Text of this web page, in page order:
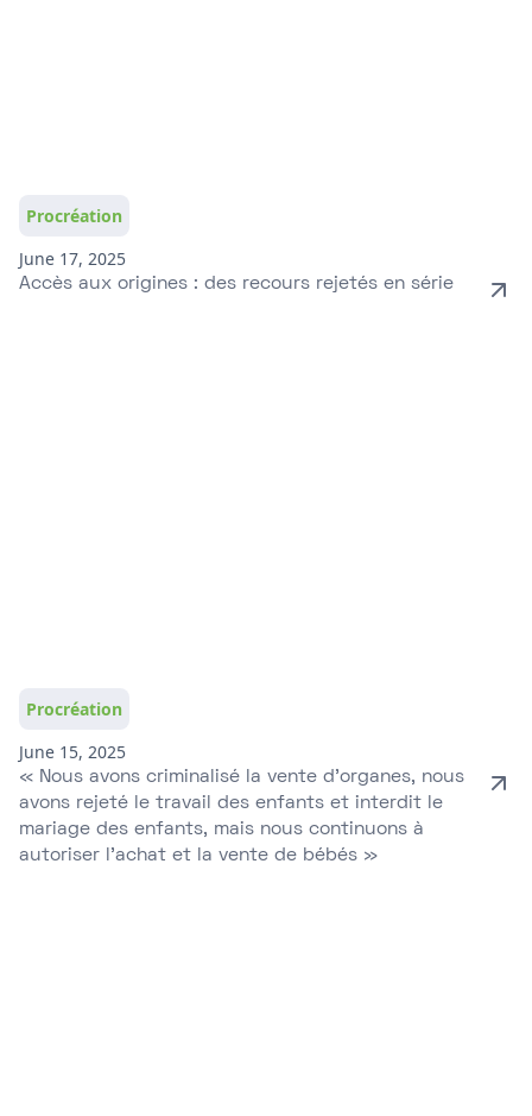
Procréation
June 17, 2025
Accès aux origines : des recours rejetés en série
Procréation
June 15, 2025
« Nous avons criminalisé la vente d’organes, nous
avons rejeté le travail des enfants et interdit le
mariage des enfants, mais nous continuons à
autoriser l’achat et la vente de bébés »